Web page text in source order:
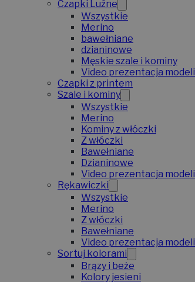
Czapki Luźne
Wszystkie
Merino
bawełniane
dzianinowe
Męskie szale i kominy
Video prezentacja modeli
Czapki z printem
Szale i kominy
Wszystkie
Merino
Kominy z włóczki
Z włóczki
Bawełniane
Dzianinowe
Video prezentacja modeli
Rękawiczki
Wszystkie
Merino
Z włóczki
Bawełniane
Video prezentacja modeli
Sortuj kolorami
Brązy i beże
Kolory jesieni